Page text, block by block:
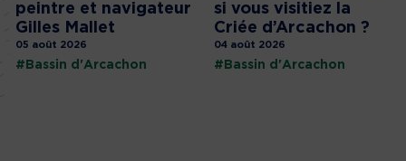
peintre et navigateur
Gilles Mallet
05 août 2026
#Bassin d'Arcachon
si vous visitiez la
Criée d’Arcachon ?
04 août 2026
#Bassin d'Arcachon